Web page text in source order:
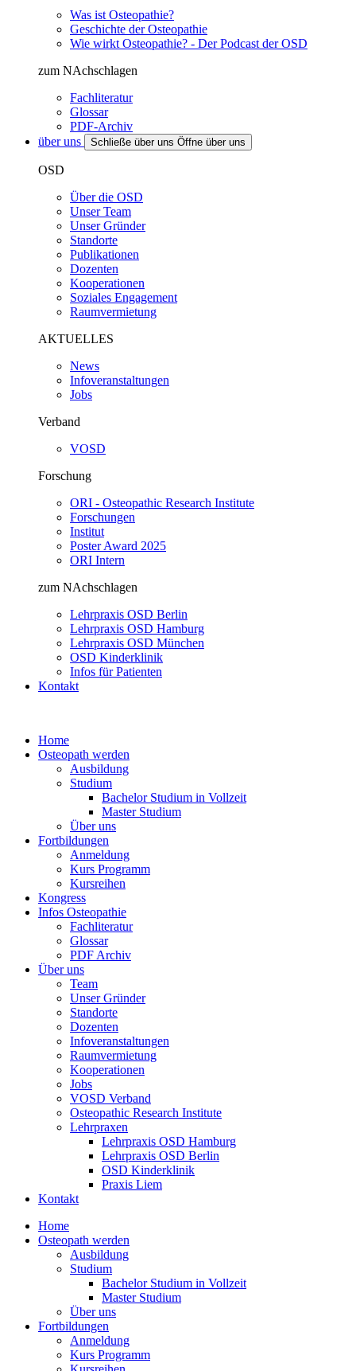
Was ist Osteopathie?
Geschichte der Osteopathie
Wie wirkt Osteopathie? - Der Podcast der OSD
zum NAchschlagen
Fachliteratur
Glossar
PDF-Archiv
über uns
Schließe über uns Öffne über uns
OSD
Über die OSD
Unser Team
Unser Gründer
Standorte
Publikationen
Dozenten
Kooperationen
Soziales Engagement
Raumvermietung
AKTUELLES
News
Infoveranstaltungen
Jobs
Verband
VOSD
Forschung
ORI - Osteopathic Research Institute
Forschungen
Institut
Poster Award 2025
ORI Intern
zum NAchschlagen
Lehrpraxis OSD Berlin
Lehrpraxis OSD Hamburg
Lehrpraxis OSD München
OSD Kinderklinik
Infos für Patienten
Kontakt
Home
Osteopath werden
Ausbildung
Studium
Bachelor Studium in Vollzeit
Master Studium
Über uns
Fortbildungen
Anmeldung
Kurs Programm
Kursreihen
Kongress
Infos Osteopathie
Fachliteratur
Glossar
PDF Archiv
Über uns
Team
Unser Gründer
Standorte
Dozenten
Infoveranstaltungen
Raumvermietung
Kooperationen
Jobs
VOSD Verband
Osteopathic Research Institute
Lehrpraxen
Lehrpraxis OSD Hamburg
Lehrpraxis OSD Berlin
OSD Kinderklinik
Praxis Liem
Kontakt
Home
Osteopath werden
Ausbildung
Studium
Bachelor Studium in Vollzeit
Master Studium
Über uns
Fortbildungen
Anmeldung
Kurs Programm